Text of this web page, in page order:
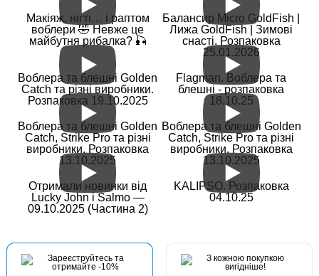
Макіяж, нігті… і раптом
воблери 🤣 Невже це
майбутня рибалка? 🎣
Балансир Micro GoldFish |
Лижа GoldFish | Зимові
снасті. Розпаковка
25.01.2026
Воблера та блешні Golden
Catch та різні виробники.
Розпаковка 19.10.2025
Flagman. Воблера та
блешні - розпаковка
18.10.25
Воблера та блешні Golden
Catch, Strike Pro та різні
виробники. Розпаковка
13.10.2025
Воблера та блешні Golden
Catch, Strike Pro та різні
виробники. Розпаковка
13.10.2025
Отримали новинки від
Lucky John і Salmo —
09.10.2025 (Частина 2)
KALIPSO. Розпаковка
04.10.25